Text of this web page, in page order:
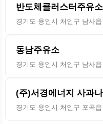
반도체클러스터주유소
경기도 용인시 처인구 남사
동남주유소
경기도 용인시 처인구 남사
(주)서경에너지 사과
경기도 용인시 처인구 포곡